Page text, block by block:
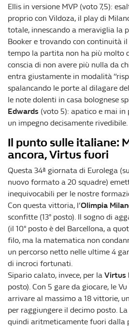
Ellis in versione MVP (voto 7,5):
proprio con Vildoza, il play di
totale, innescando a meraviglia la
Booker e trovando con continuità il
tempo la partita non ha più molto
conscia di non avere più nulla da
entra giustamente in modalità
spalancando le porte al dilagare
le note dolenti in casa bolognese
Edwards (voto 5): apatico e mai
un impegno decisamente rivedibile.
Il punto sulle italiane:
ancora, Virtus fuori
Questa 34ª giornata di Eurolega
nuovo formato a 20 squadre)
inequivocabili per le nostre
Con questa vittoria, l’Olimpia
sconfitte (13° posto). Il sogno di
(il 10° posto è del Barcellona, a
filo, ma la matematica non
un percorso netto nelle ultime 4
di incroci fortunati.
Sipario calato, invece, per la Virtus
posto). Con 5 gare da giocare, le
arrivare al massimo a 18 vittorie,
per raggiungere il decimo posto.
quindi aritmeticamente fuori dalla